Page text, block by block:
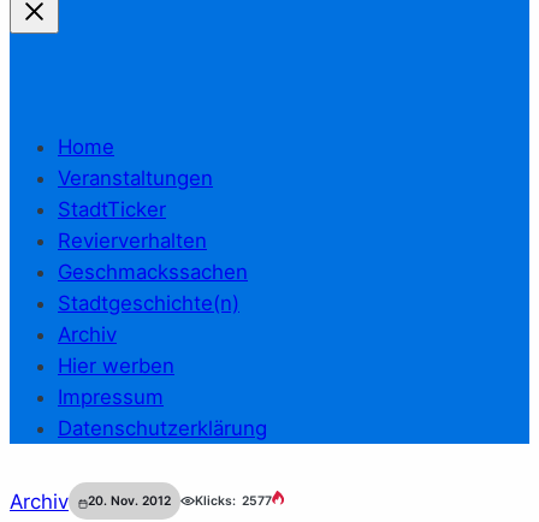
Home
Veranstaltungen
StadtTicker
Revierverhalten
Geschmackssachen
Stadtgeschichte(n)
Archiv
Hier werben
Impressum
Datenschutzerklärung
Archiv 20. Nov. 2012 Klicks: 2577